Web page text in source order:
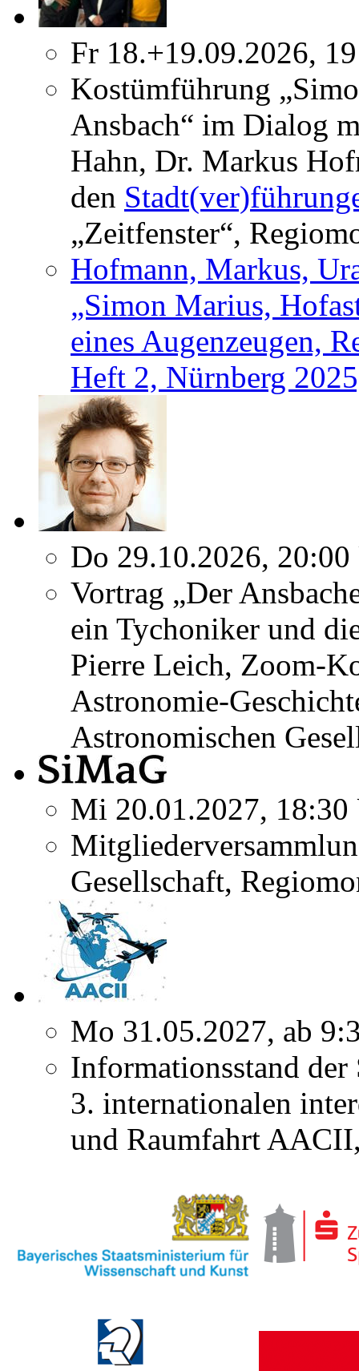
Fr 18.+19.09.2026,
Kostümführung
Ansbach“ im Dialog
Hahn, Dr. Markus
den
„Zeitfenster“,
Hofmann, Markus,
„Simon Marius,
eines Augenzeugen,
Heft 2, Nürnberg
Do 29.10.2026,
Vortrag „Der
ein Tychoniker und
Pierre Leich, Zoom-
Astronomie-
Astronomischen
Mi 20.01.2027, 18:30
Gesellschaft,
Mo 31.05.2027, ab
Informationsstand
3. internationalen
und Raumfahrt